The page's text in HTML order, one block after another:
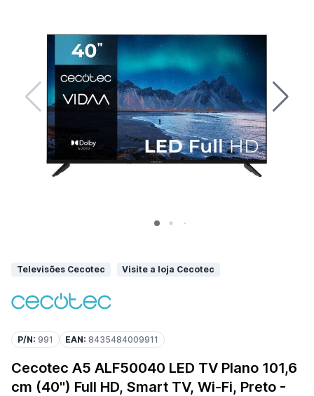
Televisões Cecotec Visite a loja Cecotec
P/N: 991 EAN: 8435484009911
Cecotec A5 ALF50040 LED TV Plano 101,6
cm (40") Full HD, Smart TV, Wi-Fi, Preto -